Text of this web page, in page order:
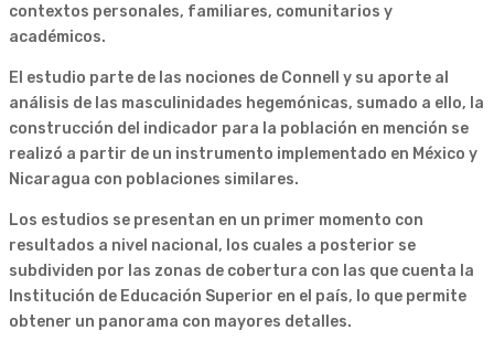
contextos personales, familiares, comunitarios y
académicos.
El estudio parte de las nociones de Connell y su aporte al
análisis de las masculinidades hegemónicas, sumado a ello, la
construcción del indicador para la población en mención se
realizó a partir de un instrumento implementado en México y
Nicaragua con poblaciones similares.
Los estudios se presentan en un primer momento con
resultados a nivel nacional, los cuales a posterior se
subdividen por las zonas de cobertura con las que cuenta la
Institución de Educación Superior en el país, lo que permite
obtener un panorama con mayores detalles.